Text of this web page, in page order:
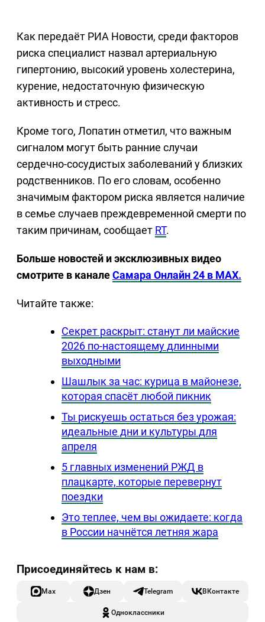
Как передаёт РИА Новости, среди факторов
риска специалист назвал артериальную
гипертонию, высокий уровень холестерина,
курение, недостаточную физическую
активность и стресс.
Кроме того, Лопатин отметил, что важным
сигналом могут быть ранние случаи
сердечно-сосудистых заболеваний у близких
родственников. По его словам, особенно
значимым фактором риска является наличие
в семье случаев преждевременной смерти по
таким причинам, сообщает RT.
Больше новостей и эксклюзивных видео
смотрите в каналеСамара Онлайн 24 в MAX.
Читайте также:
Секрет раскрыт: станут ли майские
2026 по-настоящему длинными
выходными
Шашлык за час: курица в майонезе,
которая спасёт любой пикник
Ты рискуешь остаться без урожая:
идеальные дни и культуры для
апреля
5 главных изменений РЖД в
плацкарте, которые перевернут
поездки
Это теплее, чем вы ожидаете: когда
в России начнётся летняя жара
Max Дзен Telegram ВКонтакте
Одноклассники